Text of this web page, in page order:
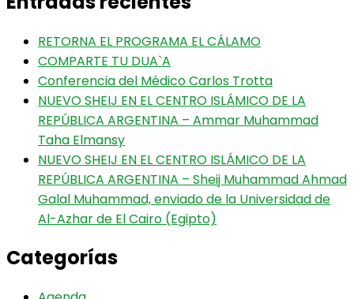
RETORNA EL PROGRAMA EL CÁLAMO
COMPARTE TU DUA`A
Conferencia del Médico Carlos Trotta
NUEVO SHEIJ EN EL CENTRO ISLÁMICO DE LA
REPÚBLICA ARGENTINA – Ammar Muhammad
Taha Elmansy
NUEVO SHEIJ EN EL CENTRO ISLÁMICO DE LA
REPÚBLICA ARGENTINA – Sheij Muhammad Ahmad
Galal Muhammad, enviado de la Universidad de
Al-Azhar de El Cairo (Egipto)
Categorías